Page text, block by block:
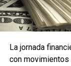
La jornada
con